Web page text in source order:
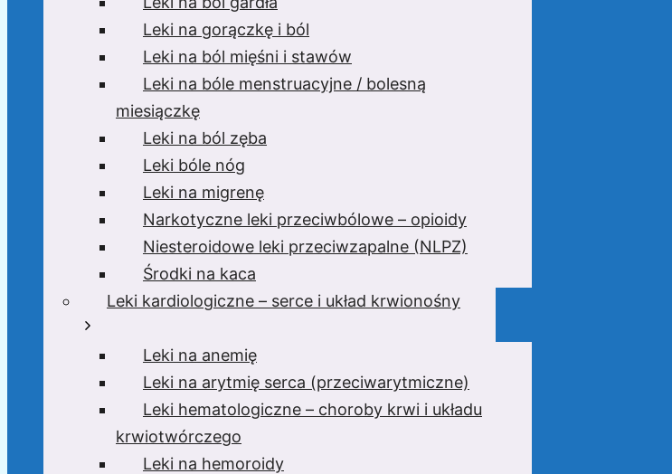
Leki na gorączkę i ból
Leki na ból mięśni i stawów
Leki na bóle menstruacyjne / bolesną
miesiączkę
Leki na ból zęba
Leki bóle nóg
Leki na migrenę
Narkotyczne leki przeciwbólowe – opioidy
Niesteroidowe leki przeciwzapalne (NLPZ)
Środki na kaca
Leki kardiologiczne – serce i układ krwionośny
Leki na anemię
Leki na arytmię serca (przeciwarytmiczne)
Leki hematologiczne – choroby krwi i układu
krwiotwórczego
Leki na hemoroidy